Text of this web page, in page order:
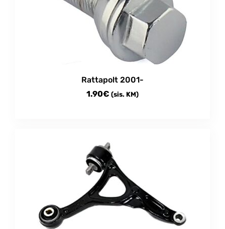
Rattapolt 2001-
1.90€ (sis. KM)